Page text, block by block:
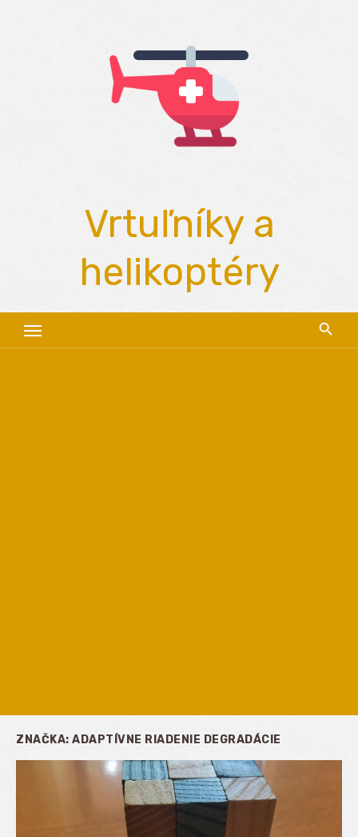
Vrtuľníky a
helikoptéry
ZNAČKA: ADAPTÍVNE RIADENIE DEGRADÁCIE